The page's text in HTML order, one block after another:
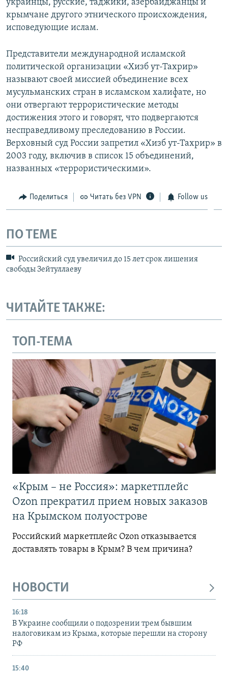
украинцы, русские, таджики, азербайджанцы и
крымчане другого этнического происхождения,
исповедующие ислам.
Представители международной исламской
политической организации «Хизб ут-Тахрир»
называют своей миссией объединение всех
мусульманских стран в исламском халифате, но
они отвергают террористические методы
достижения этого и говорят, что подвергаются
несправедливому преследованию в России.
Верховный суд России запретил «Хизб ут-Тахрир» в
2003 году, включив в список 15 объединений,
названных «террористическими».
Поделиться Читать без VPN Follow us
ПО ТЕМЕ
Российский суд увеличил до 15 лет срок лишения
свободы Зейтуллаеву
ЧИТАЙТЕ ТАКЖЕ:
ТОП-ТЕМА
«Крым – не Россия»: маркетплейс
Ozon прекратил прием новых заказов
на Крымском полуострове
Российский маркетплейс Ozon отказывается
доставлять товары в Крым? В чем причина?
НОВОСТИ
16:18
В Украине сообщили о подозрении трем бывшим
налоговикам из Крыма, которые перешли на сторону
РФ
15:40